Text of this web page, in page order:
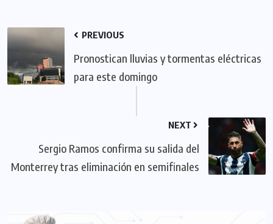
PREVIOUS
Pronostican lluvias y tormentas eléctricas
para este domingo
NEXT
Sergio Ramos confirma su salida del
Monterrey tras eliminación en semifinales